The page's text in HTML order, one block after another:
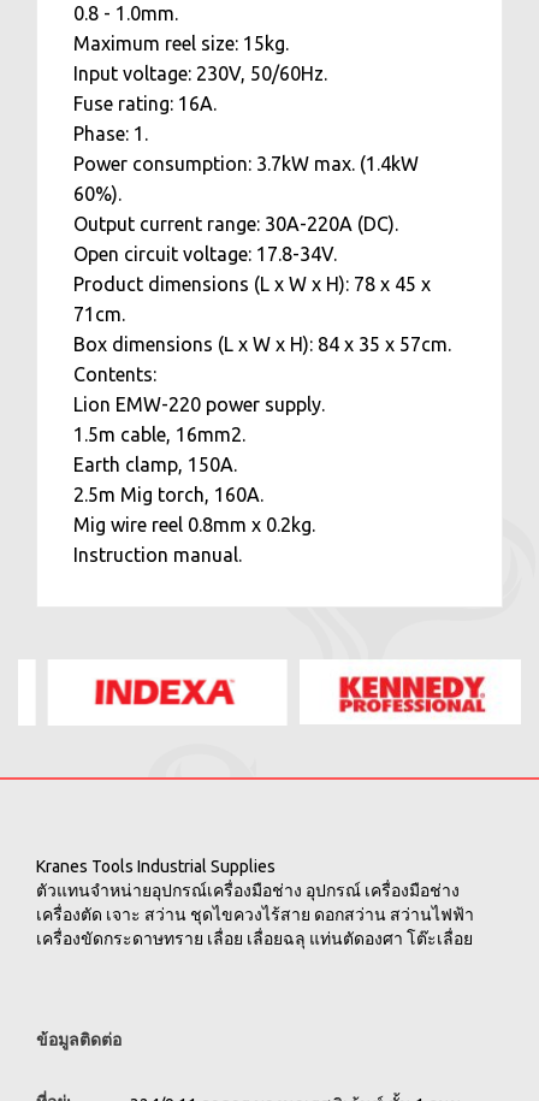
0.8 - 1.0mm.
Maximum reel size: 15kg.
Input voltage: 230V, 50/60Hz.
Fuse rating: 16A.
Phase: 1.
Power consumption: 3.7kW max. (1.4kW
60%).
Output current range: 30A-220A (DC).
Open circuit voltage: 17.8-34V.
Product dimensions (L x W x H): 78 x 45 x
71cm.
Box dimensions (L x W x H): 84 x 35 x 57cm.
Contents:
Lion EMW-220 power supply.
1.5m cable, 16mm2.
Earth clamp, 150A.
2.5m Mig torch, 160A.
Mig wire reel 0.8mm x 0.2kg.
Instruction manual.
Kranes Tools Industrial Supplies
ตัวแทนจำหน่ายอุปกรณ์เครื่องมือช่าง อุปกรณ์ เครื่องมือช่าง
เครื่องตัด เจาะ สว่าน ชุดไขควงไร้สาย ดอกสว่าน สว่านไฟฟ้า
เครื่องขัดกระดาษทราย เลื่อย เลื่อยฉลุ แท่นตัดองศา โต๊ะเลื่อย
ข้อมูลติดต่อ